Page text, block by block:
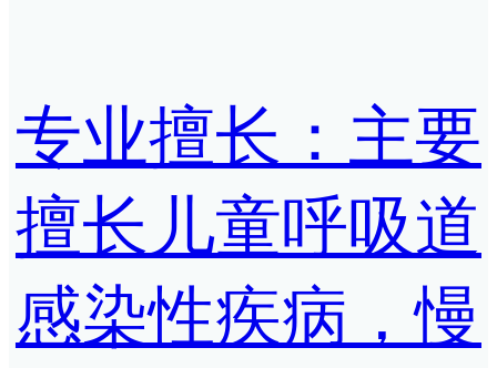
专业擅长：主要
擅长儿童呼吸道
感染性疾病，慢